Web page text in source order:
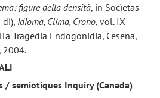
figure della densità, in Socìetas
di), Idioma, Clima, Crono, vol. IX
Tragedia Endogonidia, Cesena,
2004.
/ semiotiques Inquiry (Canada)